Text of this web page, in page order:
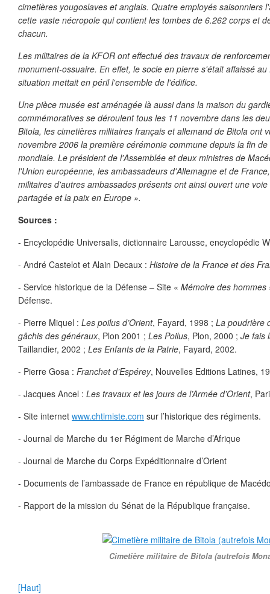
cimetières yougoslaves et anglais. Quatre employés saisonniers
cette vaste nécropole qui contient les tombes de 6.262 corps et
chacun.
Les militaires de la KFOR ont effectué des travaux de
monument-ossuaire. En effet, le socle en pierre s'était affaissé
situation mettait en péril l'ensemble de l'édifice.
Une pièce musée est aménagée là aussi dans la maison du
commémoratives se déroulent tous les 11 novembre dans les
Bitola, les cimetières militaires français et allemand de Bitola ont
novembre 2006 la première cérémonie commune depuis la fin
mondiale. Le président de l'Assemblée et deux ministres de
l'Union européenne, les ambassadeurs d'Allemagne et de
militaires d'autres ambassades présents ont ainsi ouvert une
partagée et la paix en Europe ».
Sources :
- Encyclopédie Universalis, dictionnaire Larousse, encyclopédie
- André Castelot et Alain Decaux : Histoire de la France et des
- Service historique de la Défense – Site « Mémoire des hommes
Défense.
- Pierre Miquel : Les poilus d’Orient, Fayard, 1998 ; La poudrière
gâchis des généraux, Plon 2001 ; Les Poilus, Plon, 2000 ; Je fais
Taillandier, 2002 ; Les Enfants de la Patrie, Fayard, 2002.
- Pierre Gosa : Franchet d’Espérey, Nouvelles Editions Latines,
- Jacques Ancel : Les travaux et les jours de l’Armée d’Orient,
- Site internet www.chtimiste.com sur l’historique des régiments.
- Journal de Marche du 1er Régiment de Marche d’Afrique
- Journal de Marche du Corps Expéditionnaire d’Orient
- Documents de l’ambassade de France en république de
- Rapport de la mission du Sénat de la République française.
Cimetière militaire de Bitola (autrefois
[Haut]